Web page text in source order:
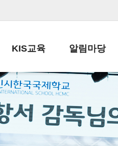
KIS교육
교육목표
학사일정
일과시간표
알림마당
공지사항
납부금 안내